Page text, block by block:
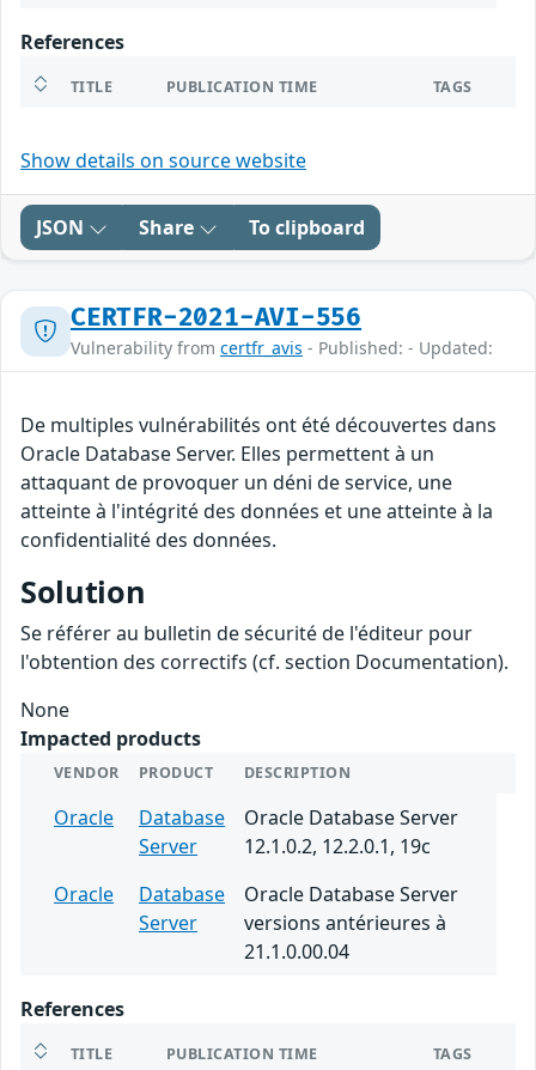
References
TITLE PUBLICATION TIME TAGS
Show details on source website
JSON Share To clipboard
CERTFR-2021-AVI-556
Vulnerability from certfr_avis - Published: - Updated:
De multiples vulnérabilités ont été découvertes dans
Oracle Database Server. Elles permettent à un
attaquant de provoquer un déni de service, une
atteinte à l'intégrité des données et une atteinte à la
confidentialité des données.
Solution
Se référer au bulletin de sécurité de l'éditeur pour
l'obtention des correctifs (cf. section Documentation).
None
Impacted products
VENDOR PRODUCT DESCRIPTION
Oracle
Database
Server
Oracle Database Server
12.1.0.2, 12.2.0.1, 19c
Oracle
Database
Server
Oracle Database Server
versions antérieures à
21.1.0.00.04
References
TITLE PUBLICATION TIME TAGS